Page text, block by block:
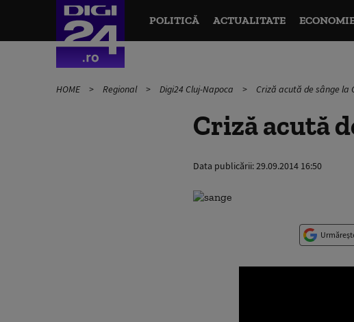
POLITICĂ ACTUALITATE
HOME Regional Digi24 Cluj-Napoca Criză acută de sânge la
Criză acută
Data publicării:29.09.2014 16:50